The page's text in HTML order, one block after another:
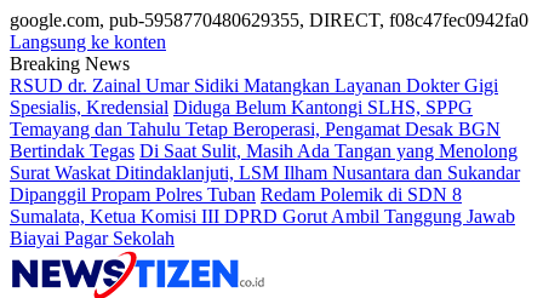
google.com, pub-5958770480629355, DIRECT, f08c47fec0942fa0
Langsung ke konten
Breaking News
RSUD dr. Zainal Umar Sidiki Matangkan Layanan Dokter Gigi
Spesialis, Kredensial Diduga Belum Kantongi SLHS, SPPG
Temayang dan Tahulu Tetap Beroperasi, Pengamat Desak BGN
Bertindak Tegas Di Saat Sulit, Masih Ada Tangan yang Menolong
Surat Waskat Ditindaklanjuti, LSM Ilham Nusantara dan Sukandar
Dipanggil Propam Polres Tuban Redam Polemik di SDN 8
Sumalata, Ketua Komisi III DPRD Gorut Ambil Tanggung Jawab
Biayai Pagar Sekolah